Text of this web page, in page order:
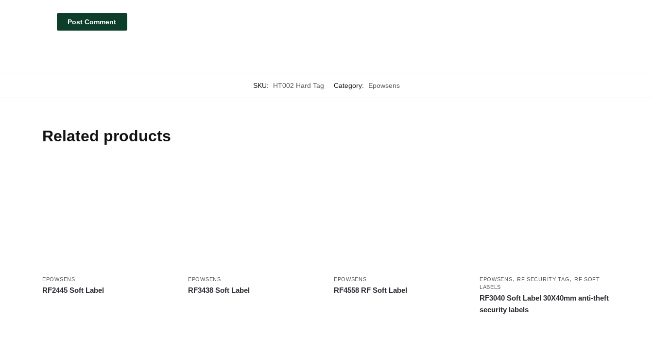
SKU: HT002 Hard Tag Category: Epowsens
Related products
EPOWSENS
RF2445 Soft Label
EPOWSENS
RF3438 Soft Label
EPOWSENS
RF4558 RF Soft Label
EPOWSENS, RF SECURITY TAG,
RF SOFT
LABELS
RF3040 Soft Label 30X40mm anti-theft
security labels